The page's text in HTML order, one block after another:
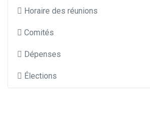
Horaire des réunions
Comités
Dépenses
Élections